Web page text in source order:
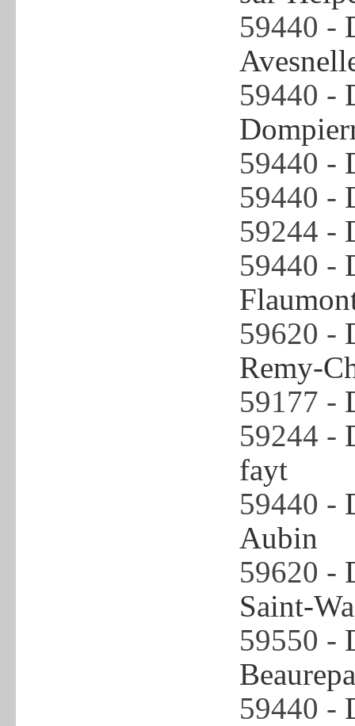
59440 -
59440 -
59440 -
59440 -
59244 -
59440 -
59620 -
Remy-
59177 -
59244 -
fayt
59440 -
Aubin
59620 -
Saint-
59550 -
59440 -